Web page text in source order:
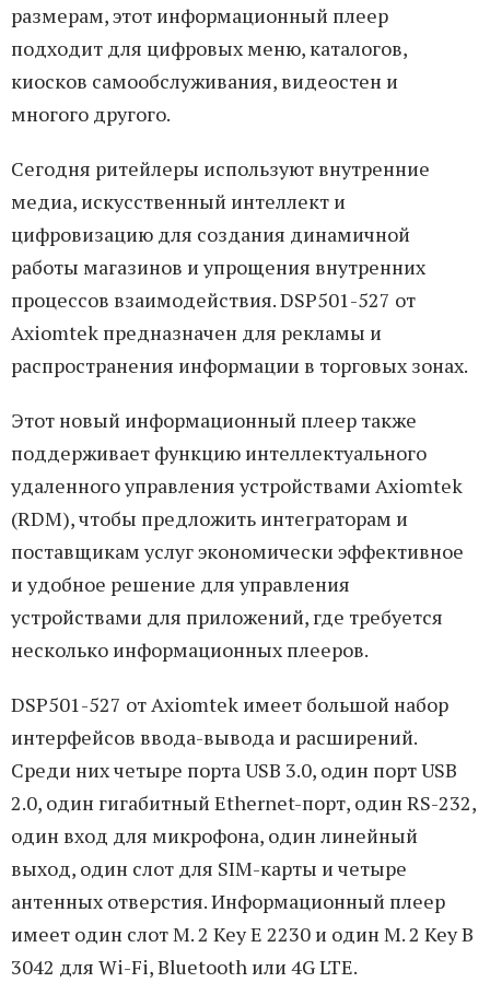
размерам, этот информационный плеер
подходит для цифровых меню, каталогов,
киосков самообслуживания, видеостен и
многого другого.
Сегодня ритейлеры используют внутренние
медиа, искусственный интеллект и
цифровизацию для создания динамичной
работы магазинов и упрощения внутренних
процессов взаимодействия. DSP501-527 от
Axiomtek предназначен для рекламы и
распространения информации в торговых зонах.
Этот новый информационный плеер также
поддерживает функцию интеллектуального
удаленного управления устройствами Axiomtek
(RDM), чтобы предложить интеграторам и
поставщикам услуг экономически эффективное
и удобное решение для управления
устройствами для приложений, где требуется
несколько информационных плееров.
DSP501-527 от Axiomtek имеет большой набор
интерфейсов ввода-вывода и расширений.
Среди них четыре порта USB 3.0, один порт USB
2.0, один гигабитный Ethernet-порт, один RS-232,
один вход для микрофона, один линейный
выход, один слот для SIM-карты и четыре
антенных отверстия. Информационный плеер
имеет один слот M. 2 Key E 2230 и один M. 2 Key B
3042 для Wi-Fi, Bluetooth или 4G LTE.